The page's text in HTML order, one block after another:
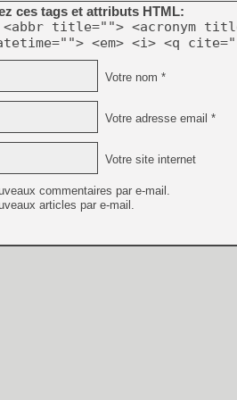
ces tags et attributs HTML:
title=""> <acronym
<em> <i> <q
Votre nom *
Votre adresse email *
Votre site internet
commentaires par e-mail.
articles par e-mail.